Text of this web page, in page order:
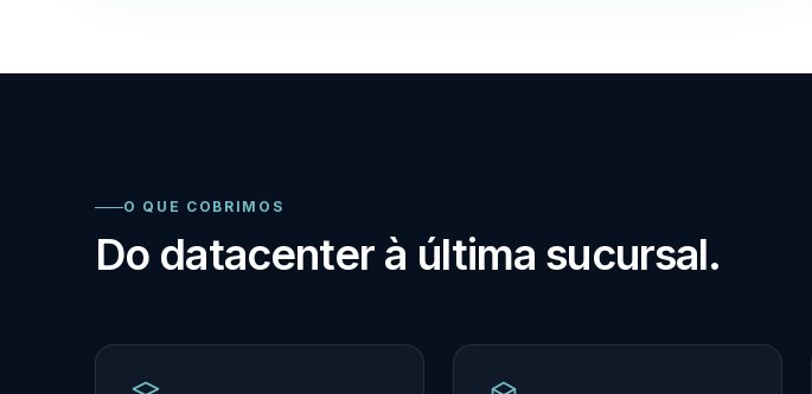
O QUE COBRIMOS
Do datacenter à última sucursal.